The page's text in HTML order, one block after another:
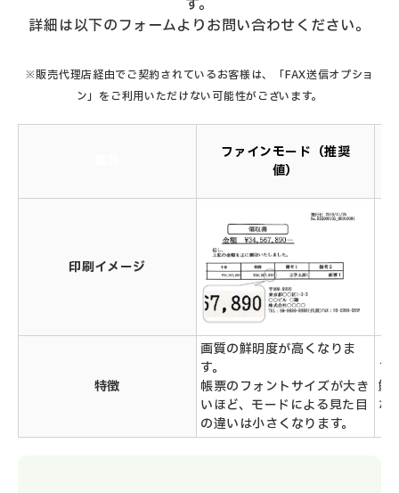
す。
詳細は以下のフォームよりお問い合わせください。
※販売代理店経由でご契約されているお客様は、「FAX送信オプショ
ン」をご利用いただけない可能性がございます。
ファインモード（推奨
値）
印刷イメージ
特徴
画質の鮮明度が高くなりま
す。
帳票のフォントサイズが大き
いほど、モードによる見た目
の違いは小さくなります。
フ
鮮
な